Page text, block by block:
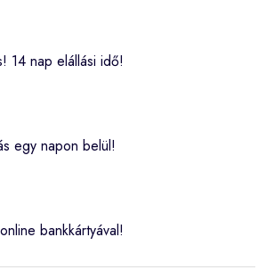
14 nap elállási idő!
egy napon belül!
bankkártyával!